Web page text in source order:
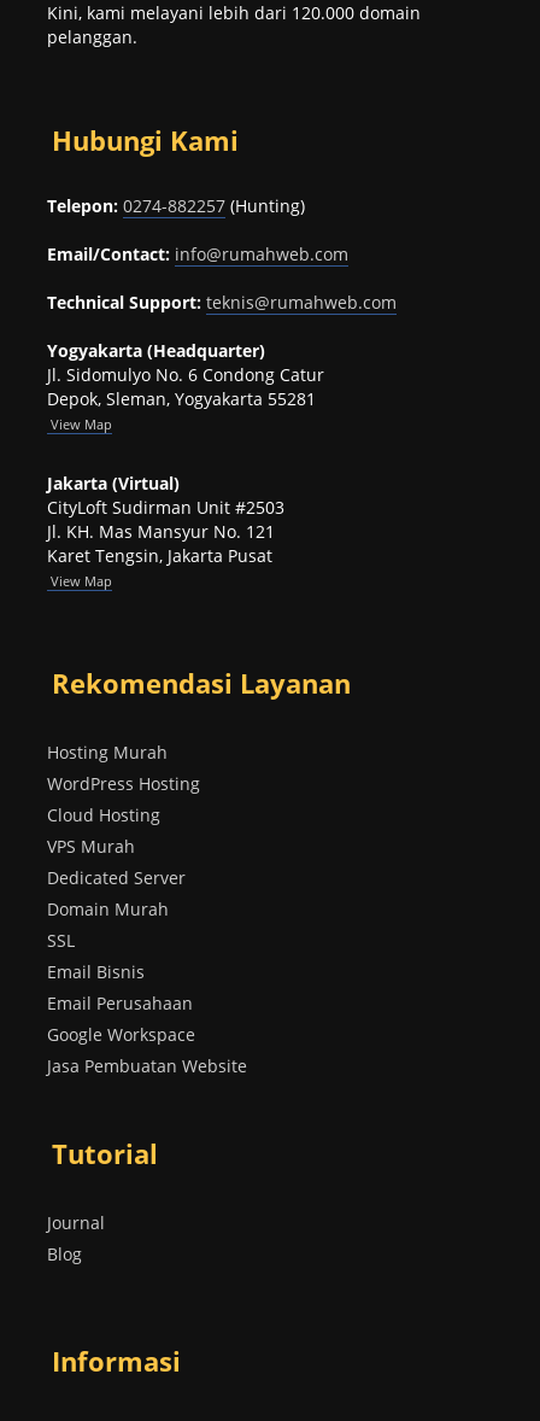
Kini, kami melayani lebih dari 120.000 domain
pelanggan.
Hubungi Kami
Telepon: 0274-882257 (Hunting)
Email/Contact: info@rumahweb.com
Technical Support: teknis@rumahweb.com
Yogyakarta (Headquarter)
Jl. Sidomulyo No. 6 Condong Catur
Depok, Sleman, Yogyakarta 55281
View Map
Jakarta (Virtual)
CityLoft Sudirman Unit #2503
Jl. KH. Mas Mansyur No. 121
Karet Tengsin, Jakarta Pusat
View Map
Rekomendasi Layanan
Hosting Murah
WordPress Hosting
Cloud Hosting
VPS Murah
Dedicated Server
Domain Murah
SSL
Email Bisnis
Email Perusahaan
Google Workspace
Jasa Pembuatan Website
Tutorial
Journal
Blog
Informasi